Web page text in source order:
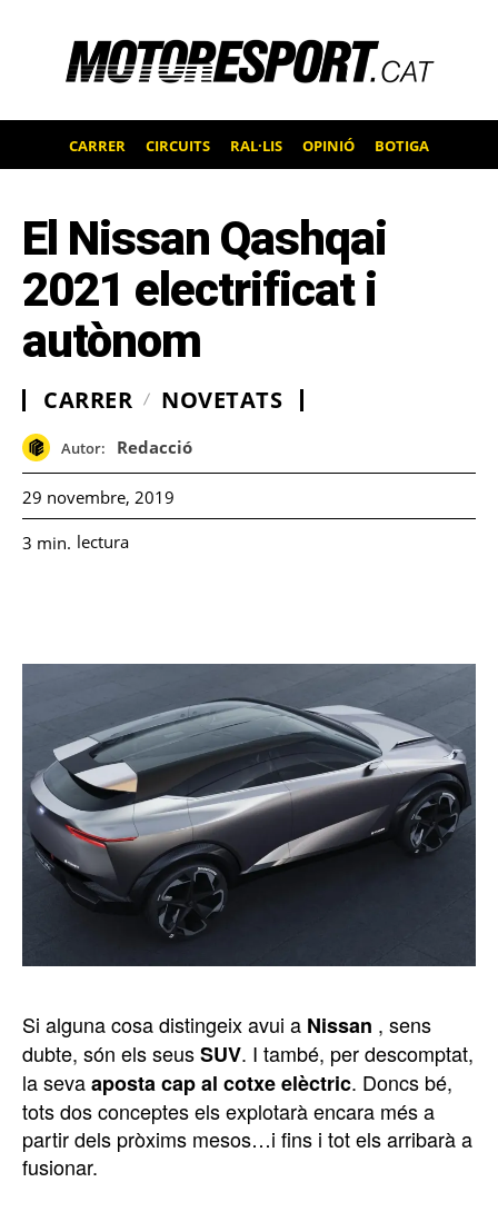
CARRER CIRCUITS RAL·LIS OPINIÓ BOTIGA
El Nissan Qashqai
2021 electrificat i
autònom
CARRER NOVETATS
Autor: Redacció
29 novembre, 2019
3 min. lectura
Si alguna cosa distingeix avui a Nissan , sens
dubte, són els seusSUV. I també, per descomptat,
la sevaaposta cap al cotxe elèctric. Doncs bé,
tots dos conceptes els explotarà encara més a
partir dels pròxims mesos…i fins i tot els arribarà a
fusionar.